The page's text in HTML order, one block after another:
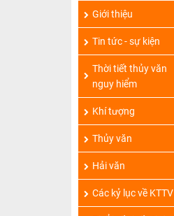
Giới thiệu
Tin tức - sự kiện
Thời tiết thủy văn
nguy hiểm
Khí tượng
Thủy văn
Hải văn
Các kỷ lục về KTTV